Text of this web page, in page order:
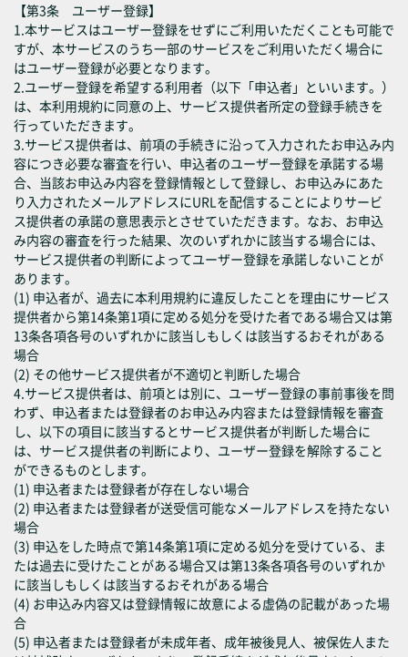
【第3条 ユーザー登録】
1.本サービスはユーザー登録をせずにご利用いただくことも可能で
すが、本サービスのうち一部のサービスをご利用いただく場合に
はユーザー登録が必要となります。
2.ユーザー登録を希望する利用者（以下「申込者」といいます。）
は、本利用規約に同意の上、サービス提供者所定の登録手続きを
行っていただきます。
3.サービス提供者は、前項の手続きに沿って入力されたお申込み内
容につき必要な審査を行い、申込者のユーザー登録を承諾する場
合、当該お申込み内容を登録情報として登録し、お申込みにあた
り入力されたメールアドレスにURLを配信することによりサービ
ス提供者の承諾の意思表示とさせていただきます。なお、お申込
み内容の審査を行った結果、次のいずれかに該当する場合には、
サービス提供者の判断によってユーザー登録を承諾しないことが
あります。
(1) 申込者が、過去に本利用規約に違反したことを理由にサービス
提供者から第14条第1項に定める処分を受けた者である場合又は第
13条各項各号のいずれかに該当しもしくは該当するおそれがある
場合
(2) その他サービス提供者が不適切と判断した場合
4.サービス提供者は、前項とは別に、ユーザー登録の事前事後を問
わず、申込者または登録者のお申込み内容または登録情報を審査
し、以下の項目に該当するとサービス提供者が判断した場合に
は、サービス提供者の判断により、ユーザー登録を解除すること
ができるものとします。
(1) 申込者または登録者が存在しない場合
(2) 申込者または登録者が送受信可能なメールアドレスを持たない
場合
(3) 申込をした時点で第14条第1項に定める処分を受けている、ま
たは過去に受けたことがある場合又は第13条各項各号のいずれか
に該当しもしくは該当するおそれがある場合
(4) お申込み内容又は登録情報に故意による虚偽の記載があった場
合
(5) 申込者または登録者が未成年者、成年被後見人、被保佐人また